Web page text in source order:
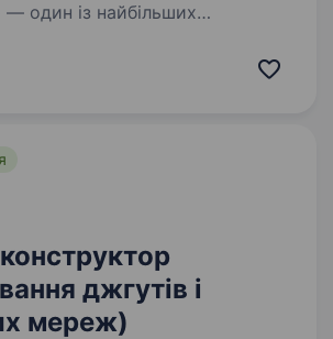
— один із найбільших
наших клієнтів надійним
джгутів і
мереж)